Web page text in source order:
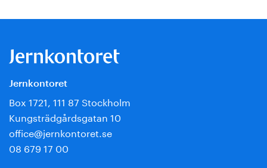
Jernkontoret
Box 1721, 111 87 Stockholm
Kungsträdgårdsgatan 10
office@jernkontoret.se
08 679 17 00